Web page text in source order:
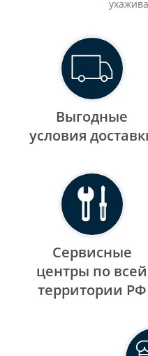
Выгодные
уcловия
Сервисные
центры по всей
территории РФ